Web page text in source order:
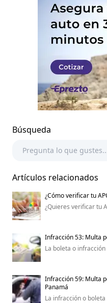
Búsqueda
Artículos relacionados
¿Cómo verificar tu
¿Quieres verificar tu
Infracción 53: Multa
La boleta o
Infracción 59: Multa
Panamá
La infracción o